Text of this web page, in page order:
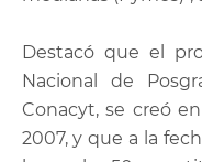
Destacó que el
Nacional de
Conacyt, se creó
2007, y que a la